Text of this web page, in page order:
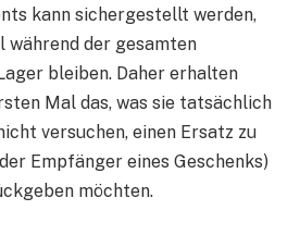
kann sichergestellt werden,
der gesamten
bleiben. Daher erhalten
Mal das, was sie tatsächlich
versuchen, einen Ersatz zu
Empfänger eines Geschenks)
möchten.